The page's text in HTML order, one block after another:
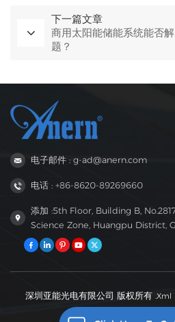
下一篇文章
商用太阳能储能系统能否
题？
电子邮件 : g-ad@anern.com
电话 : +86-8620-89269660
添加 :5th Floor, Building B,
Science Zone, Huangpu District,
深圳亚能光电有限公司 版权所有 . Xml